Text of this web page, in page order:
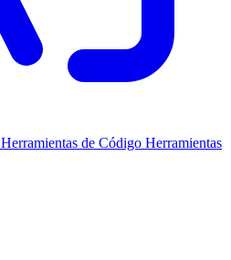
Herramientas de Código Herramientas